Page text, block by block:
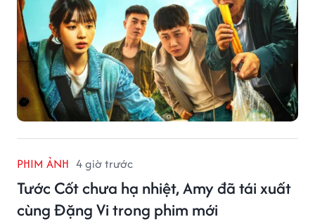
PHIM ẢNH 4 giờ trước
Tước Cốt chưa hạ nhiệt, Amy đã tái xuất
cùng Đặng Vi trong phim mới